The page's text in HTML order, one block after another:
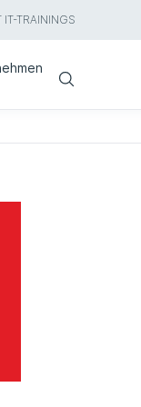
IT-TRAININGS
Search